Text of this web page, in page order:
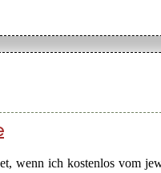
wenn ich kostenlos vom